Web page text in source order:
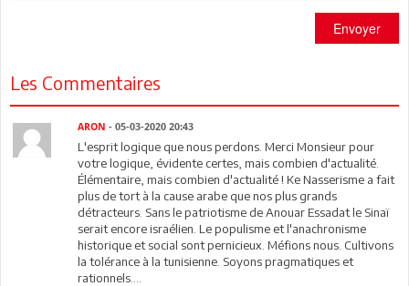
Envoyer
Les Commentaires
ARON - 05-03-2020 20:43
L'esprit logique que nous perdons. Merci Monsieur pour
votre logique, évidente certes, mais combien d'actualité.
Élémentaire, mais combien d'actualité ! Ke Nasserisme a fait
plus de tort à la cause arabe que nos plus grands
détracteurs. Sans le patriotisme de Anouar Essadat le Sinaï
serait encore israélien. Le populisme et l'anachronisme
historique et social sont pernicieux. Méfions nous. Cultivons
la tolérance à la tunisienne. Soyons pragmatiques et
rationnels....